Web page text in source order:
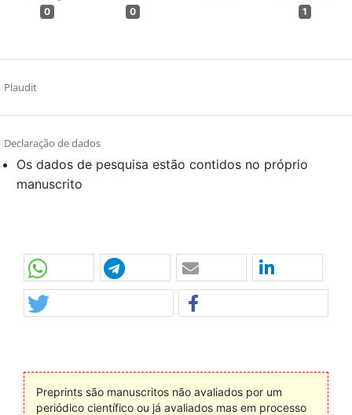
0 0 1
Plaudit
Declaração de dados
Os dados de pesquisa estão contidos no próprio
manuscrito
Preprints são manuscritos não avaliados por um
periódico científico ou já avaliados mas em processo